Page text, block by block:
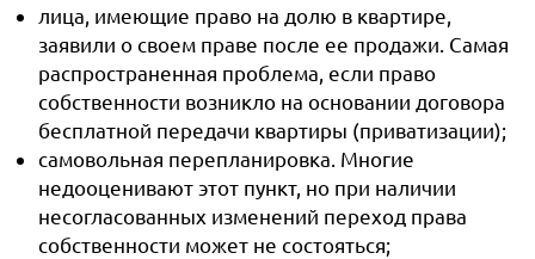
лица, имеющие право на долю в квартире,
заявили о своем праве после ее продажи. Самая
распространенная проблема, если право
собственности возникло на основании договора
бесплатной передачи квартиры (приватизации);
самовольная перепланировка. Многие
недооценивают этот пункт, но при наличии
несогласованных изменений переход права
собственности может не состояться;